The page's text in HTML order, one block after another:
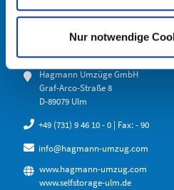
Nur notwendige
Hagmann Umzüge GmbH
Graf-Arco-Straße 8
D-89079 Ulm
+49 (731) 9 46 10 - 0 | Fax: - 90
info@hagmann-umzug.com
www.hagmann-umzug.com
www.selfstorage-ulm.de